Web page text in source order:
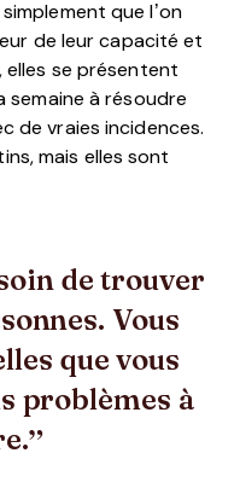
que l’on
de leur capacité et
elles se présentent
semaine à résoudre
de vraies incidences.
mais elles sont
de trouver
Vous
que vous
problèmes à